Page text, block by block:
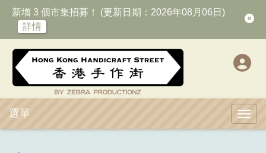
新增 3 個市集招募！ (更新日期：2026年08月06日)
詳情
選單